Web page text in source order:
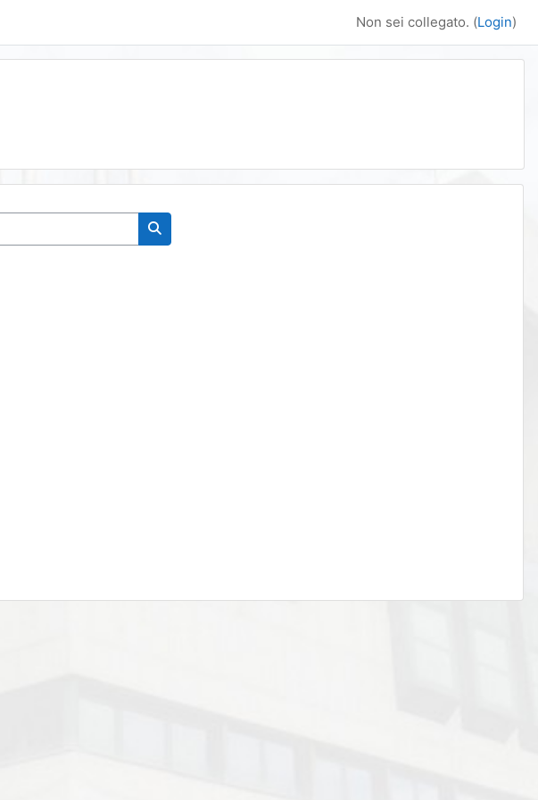
Non sei collegato. (Login)
Cerca corsi